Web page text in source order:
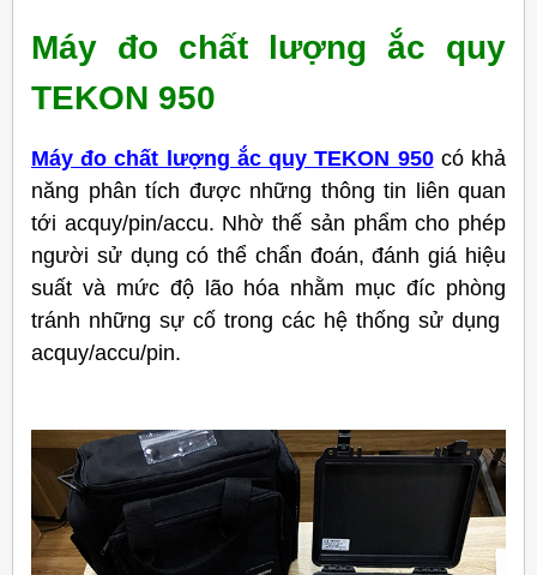
Máy đo chất lượng ắc quy
TEKON 950
Máy đo chất lượng ắc quy TEKON 950có khả
năng phân tích được những thông tin liên quan
tới acquy/pin/accu. Nhờ thế sản phẩm cho phép
người sử dụng có thể chẩn đoán, đánh giá hiệu
suất và mức độ lão hóa nhằm mục đíc phòng
tránh những sự cố trong các hệ thống sử dụng
acquy/accu/pin.